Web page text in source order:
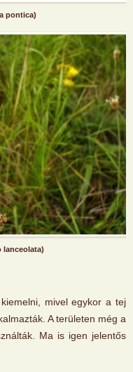
pontica)
lanceolata)
mivel egykor a tej
A területen még a
Ma is igen jelentős